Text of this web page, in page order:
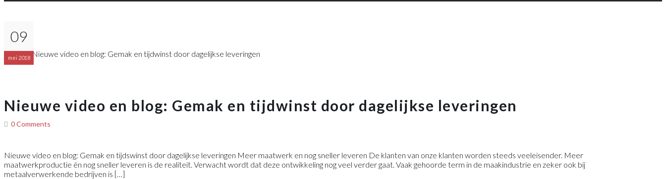
09
mei 2018
Nieuwe video en blog: Gemak en tijdwinst door dagelijkse leveringen
0 Comments
Nieuwe video en blog: Gemak en tijdswinst door dagelijkse leveringen Meer maatwerk en nog sneller leveren De klanten van onze klanten worden steeds veeleisender. Meer
maatwerkproductie én nog sneller leveren is de realiteit. Verwacht wordt dat deze ontwikkeling nog veel verder gaat. Vaak gehoorde term in de maakindustrie en zeker ook bij
metaalverwerkende bedrijven is […]